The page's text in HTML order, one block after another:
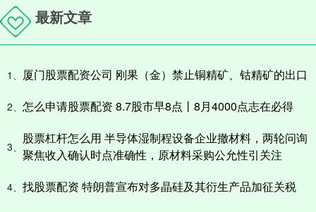
最新文章
1、 厦门股票配资公司 刚果（金）禁止铜精矿、钴精矿的出口
2、 怎么申请股票配资 8.7股市早8点丨8月4000点志在必得
3、
股票杠杆怎么用 半导体湿制程设备企业撤材料，两轮问询
聚焦收入确认时点准确性，原材料采购公允性引关注
4、 找股票配资 特朗普宣布对多晶硅及其衍生产品加征关税